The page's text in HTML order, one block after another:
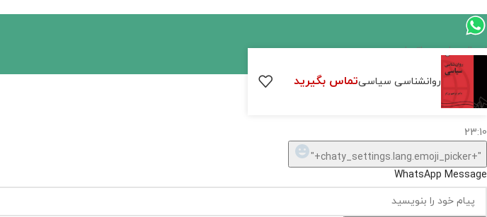
روانشناسی سیاسیتماس بگیرید
اگر
موجود
شاید
تهیه
Hide
chaty
ارسال پیام در واتساپ